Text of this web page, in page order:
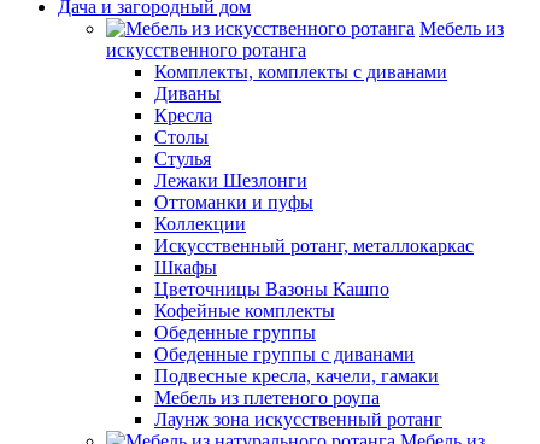
Дача и загородный дом
Мебель из
искусственного ротанга
Комплекты, комплекты с диванами
Диваны
Кресла
Столы
Стулья
Лежаки Шезлонги
Оттоманки и пуфы
Коллекции
Искусственный ротанг, металлокаркас
Шкафы
Цветочницы Вазоны Кашпо
Кофейные комплекты
Обеденные группы
Обеденные группы с диванами
Подвесные кресла, качели, гамаки
Мебель из плетеного роупа
Лаунж зона искусственный ротанг